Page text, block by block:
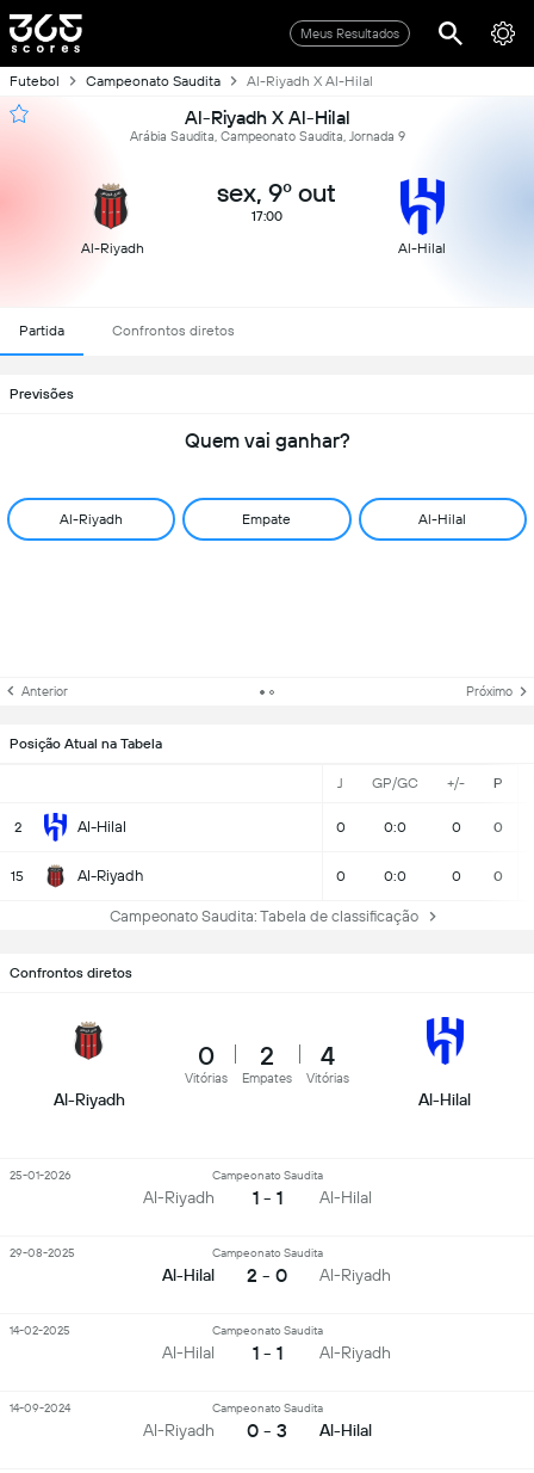
Meus Resultados
Futebol Campeonato Saudita Al-Riyadh X Al-Hilal
Al-Riyadh X Al-Hilal
Arábia Saudita, Campeonato Saudita, Jornada 9
Al-Riyadh
sex, 9º out
17:00
Al-Hilal
Partida Confrontos diretos
Previsões
Quem vai ganhar?
Al-Riyadh Empate Al-Hilal
Anterior Próximo
Posição Atual na Tabela
J GP/GC +/- P
2 Al-Hilal 0 0:0 0 0
15 Al-Riyadh 0 0:0 0 0
Campeonato Saudita: Tabela de classificação
Confrontos diretos
Al-Riyadh
0
Vitórias
2
Empates
4
Vitórias
Al-Hilal
Al-Riyadh
Campeonato Saudita
1 - 1 Al-Hilal
25-01-2026
Al-Hilal
Campeonato Saudita
2 - 0 Al-Riyadh
29-08-2025
Al-Hilal
Campeonato Saudita
1 - 1 Al-Riyadh
14-02-2025
Al-Riyadh
Campeonato Saudita
0 - 3 Al-Hilal
14-09-2024